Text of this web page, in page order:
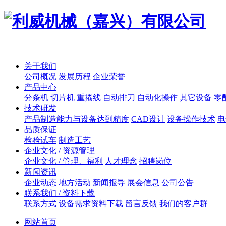
关于我们
公司概况 发展历程 企业荣誉
产品中心
分条机 切片机 重捲线 自动排刀 自动化操作 其它设备 零
技术研发
产品制造能力与设备达到精度 CAD设计 设备操作技术
品质保证
检验试车 制造工艺
企业文化 / 资源管理
企业文化 / 管理、福利
人才理念 招聘岗位
新闻资讯
企业动态 地方活动 新闻报导 展会信息 公司公告
联系我们 / 资料下载
联系方式 设备需求资料下载 留言反馈 我们的客户群
网站首页